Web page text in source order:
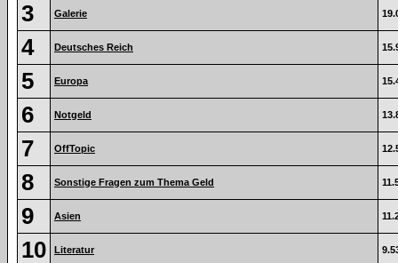
3 Galerie
4 Deutsches Reich
5 Europa
6 Notgeld
7 OffTopic
8 Sonstige Fragen zum Thema Geld
9 Asien
10 Literatur